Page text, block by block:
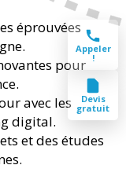
éprouvées
pour
avec les
digital.
et des études
Appeler
!
Devis
gratuit